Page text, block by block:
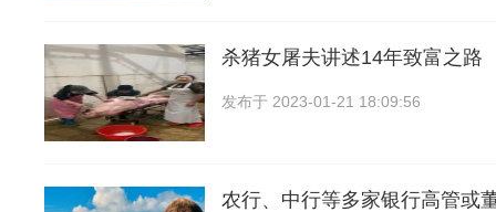
杀猪女屠夫讲述14年致富之路
发布于 2023-01-21 18:09:56
农行、中行等多家银行高管或